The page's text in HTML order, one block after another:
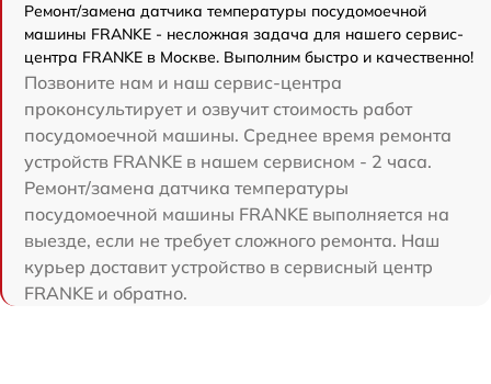
Ремонт/замена датчика температуры посудомоечной
машины FRANKE - несложная задача для нашего сервис-
центра FRANKE в Москве. Выполним быстро и качественно!
Позвоните нам и наш сервис-центра
проконсультирует и озвучит стоимость работ
посудомоечной машины. Среднее время ремонта
устройств FRANKE в нашем сервисном - 2 часа.
Ремонт/замена датчика температуры
посудомоечной машины FRANKE выполняется на
выезде, если не требует сложного ремонта. Наш
курьер доставит устройство в сервисный центр
FRANKE и обратно.